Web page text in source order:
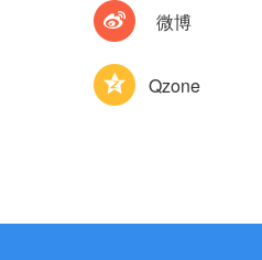
微博
Qzone